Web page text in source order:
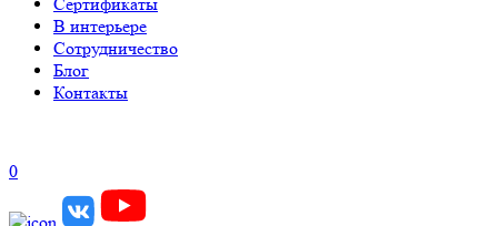
В интерьере
Сотрудничество
Блог
Контакты
0